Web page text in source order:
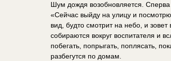
Шум дождя возобновляется. Сперва
«Сейчас выйду на улицу и
вид, будто смотрит на небо, и
собираются вокруг воспитателя и
побегать, попрыгать, поплясать,
разбегутся по домам.